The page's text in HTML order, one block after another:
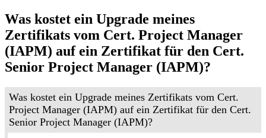
Was kostet ein Upgrade meines
Zertifikats vom Cert. Project Manager
(IAPM) auf ein Zertifikat für den Cert.
Senior Project Manager (IAPM)?
Was kostet ein Upgrade meines Zertifikats vom Cert.
Project Manager (IAPM) auf ein Zertifikat für den Cert.
Senior Project Manager (IAPM)?